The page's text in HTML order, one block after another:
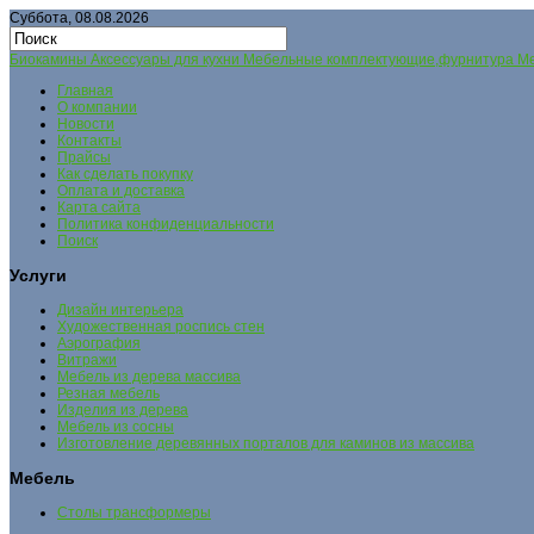
Суббота, 08.08.2026
Биокамины Аксессуары для кухни Мебельные комплектующие,фурнитура
Главная
О компании
Новости
Контакты
Прайсы
Как сделать покупку
Оплата и доставка
Карта сайта
Политика конфиденциальности
Поиск
Услуги
Дизайн интерьера
Художественная роспись стен
Аэрография
Витражи
Мебель из дерева массива
Резная мебель
Изделия из дерева
Мебель из сосны
Изготовление деревянных порталов для каминов из массива
Мебель
Столы трансформеры